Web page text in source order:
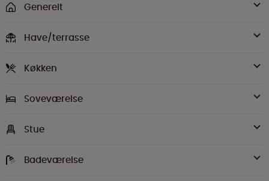
Generelt
Have/terrasse
Køkken
Soveværelse
Stue
Badeværelse